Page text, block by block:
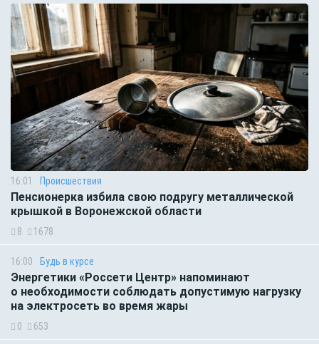
16:01 Происшествия
Пенсионерка избила свою подругу металлической
крышкой в Воронежской области
8 1678
16:00 Будь в курсе
Энергетики «Россети Центр» напоминают
о необходимости соблюдать допустимую нагрузку
на электросеть во время жары
0 653